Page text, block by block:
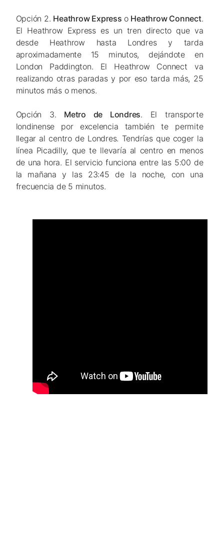
Opción 2. Heathrow Express o Heathrow Connect.
El Heathrow Express es un tren directo que va
desde Heathrow hasta Londres y tarda
aproximadamente 15 minutos, dejándote en
London Paddington. El Heathrow Connect va
realizando otras paradas y por eso tarda más, 25
minutos más o menos.
Opción 3. Metro de Londres. El transporte
londinense por excelencia también te permite
llegar al centro de Londres. Tendrías que coger la
línea Picadilly, que te llevaría al centro en menos
de una hora. El servicio funciona entre las 5:00 de
la mañana y las 23:45 de la noche, con una
frecuencia de 5 minutos.